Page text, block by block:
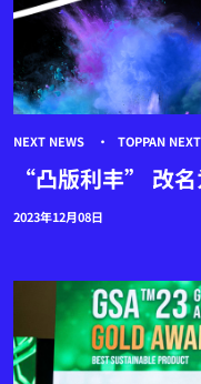
NEXT NEWS TOPPAN NEXT
“凸版利丰” 改名
2023年12月08日